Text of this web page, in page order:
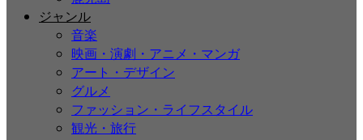
ジャンル
音楽
映画・演劇・アニメ・マンガ
アート・デザイン
グルメ
ファッション・ライフスタイル
観光・旅行